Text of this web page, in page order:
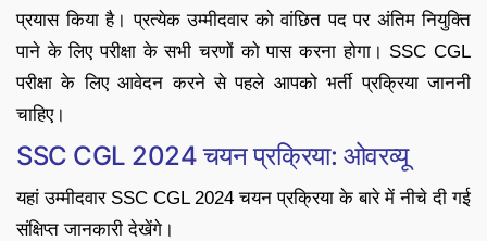
प्रयास किया है। प्रत्येक उम्मीदवार को वांछित पद पर अंतिम नियुक्ति
पाने के लिए परीक्षा के सभी चरणों को पास करना होगा। SSC CGL
परीक्षा के लिए आवेदन करने से पहले आपको भर्ती प्रक्रिया जाननी
चाहिए।
SSC CGL 2024 चयन प्रक्रिया: ओवरव्यू
यहां उम्मीदवार SSC CGL 2024 चयन प्रक्रिया के बारे में नीचे दी गई
संक्षिप्त जानकारी देखेंगे।